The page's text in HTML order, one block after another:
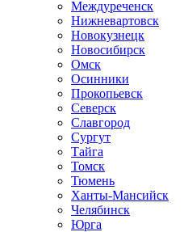
Междуреченск
Нижневартовск
Новокузнецк
Новосибирск
Омск
Осинники
Прокопьевск
Северск
Славгород
Сургут
Тайга
Томск
Тюмень
Ханты-Мансийск
Челябинск
Юрга